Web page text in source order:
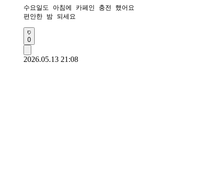
수요일도 아침에 카페인 충전 했어요
편안한 밤 되세요
0
2026.05.13 21:08